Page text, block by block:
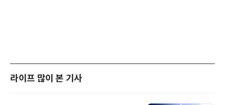
라이프 많이 본 기사